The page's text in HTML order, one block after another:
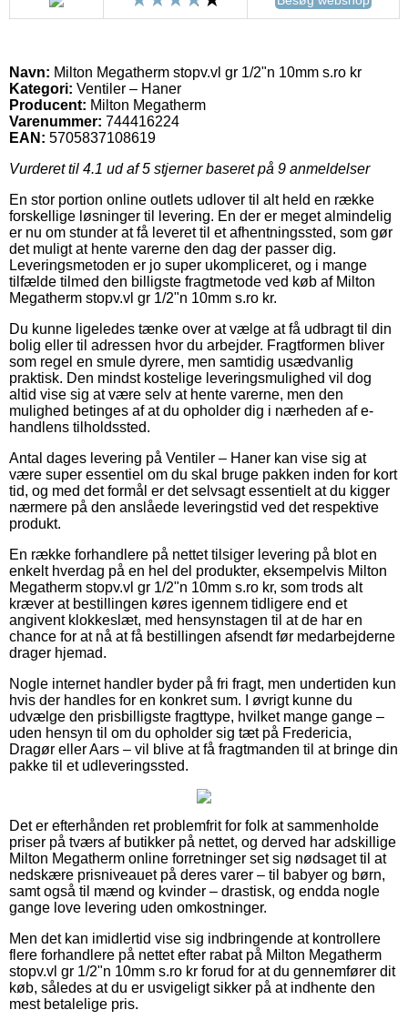
Navn: Milton Megatherm stopv.vl gr 1/2"n 10mm s.ro kr
Kategori: Ventiler – Haner
Producent: Milton Megatherm
Varenummer: 744416224
EAN: 5705837108619
Vurderet til 4.1 ud af 5 stjerner baseret på 9 anmeldelser
En stor portion online outlets udlover til alt held en række
forskellige løsninger til levering. En der er meget almindelig
er nu om stunder at få leveret til et afhentningssted, som gør
det muligt at hente varerne den dag der passer dig.
Leveringsmetoden er jo super ukompliceret, og i mange
tilfælde tilmed den billigste fragtmetode ved køb af Milton
Megatherm stopv.vl gr 1/2"n 10mm s.ro kr.
Du kunne ligeledes tænke over at vælge at få udbragt til din
bolig eller til adressen hvor du arbejder. Fragtformen bliver
som regel en smule dyrere, men samtidig usædvanlig
praktisk. Den mindst kostelige leveringsmulighed vil dog
altid vise sig at være selv at hente varerne, men den
mulighed betinges af at du opholder dig i nærheden af e-
handlens tilholdssted.
Antal dages levering på Ventiler – Haner kan vise sig at
være super essentiel om du skal bruge pakken inden for kort
tid, og med det formål er det selvsagt essentielt at du kigger
nærmere på den anslåede leveringstid ved det respektive
produkt.
En række forhandlere på nettet tilsiger levering på blot en
enkelt hverdag på en hel del produkter, eksempelvis Milton
Megatherm stopv.vl gr 1/2"n 10mm s.ro kr, som trods alt
kræver at bestillingen køres igennem tidligere end et
angivent klokkeslæt, med hensynstagen til at de har en
chance for at nå at få bestillingen afsendt før medarbejderne
drager hjemad.
Nogle internet handler byder på fri fragt, men undertiden kun
hvis der handles for en konkret sum. I øvrigt kunne du
udvælge den prisbilligste fragttype, hvilket mange gange –
uden hensyn til om du opholder sig tæt på Fredericia,
Dragør eller Aars – vil blive at få fragtmanden til at bringe din
pakke til et udleveringssted.
Det er efterhånden ret problemfrit for folk at sammenholde
priser på tværs af butikker på nettet, og derved har adskillige
Milton Megatherm online forretninger set sig nødsaget til at
nedskære prisniveauet på deres varer – til babyer og børn,
samt også til mænd og kvinder – drastisk, og endda nogle
gange love levering uden omkostninger.
Men det kan imidlertid vise sig indbringende at kontrollere
flere forhandlere på nettet efter rabat på Milton Megatherm
stopv.vl gr 1/2"n 10mm s.ro kr forud for at du gennemfører dit
køb, således at du er usvigeligt sikker på at indhente den
mest betalelige pris.